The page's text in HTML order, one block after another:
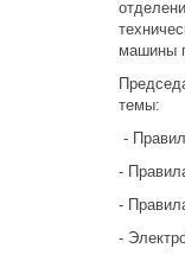
машины
темы:
-
-
-
-